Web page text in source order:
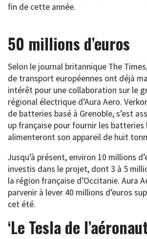
fin de cette année.
50 millions d’euros
Selon le journal britannique The
de transport européennes ont déjà
intérêt pour une collaboration sur le
régional électrique d’Aura Aero.
de batteries basé à Grenoble, s’est
up française pour fournir les
alimenteront son appareil de huit
Jusqu’à présent, environ 10 millions
investis dans le projet, dont 3 à 5
la région française d’Occitanie. Aura
parvenir à lever 40 millions d’euros
cet été.
‘Le Tesla de